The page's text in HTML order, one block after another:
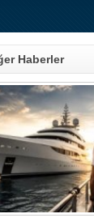
Haberler